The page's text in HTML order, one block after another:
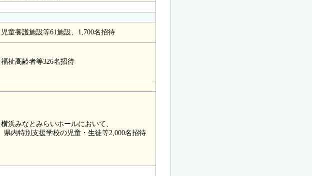
児童養護施設等61施設、1,700名招待
福祉高齢者等326名招待
横浜みなとみらいホールにおいて、
県内特別支援学校の児童・生徒等2,000名招待